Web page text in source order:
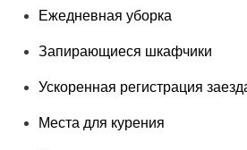
Ежедневная уборка
Запирающиеся шкафчики
Ускоренная регистрация
Места для курения